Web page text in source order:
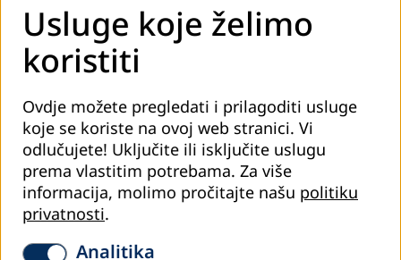
regionalni dijalog i saradnju
U Podgorici je od 16. do 18. juna 2026. godine održan
Eastern European Professional Forum on Adult Learning
and Education (ALE), regionalni stručni forum posvećen
razvoju i unapređenju sistema…
Pročitaj više
Usluge koje želimo
koristiti
Ovdje možete pregledati i prilagoditi usluge
koje se koriste na ovoj web stranici. Vi
odlučujete! Uključite ili isključite uslugu
prema vlastitim potrebama. Za više
informacija, molimo pročitajte našu politiku
privatnosti.
Analitika